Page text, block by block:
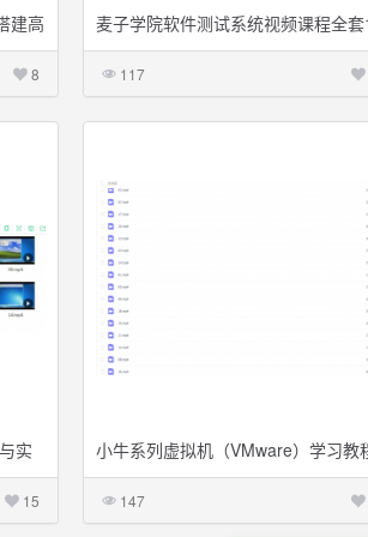
建高
8
麦子学院软件测试系统视频课程全套
课
117
实
15
小牛系列虚拟机（VMware）学习教
总课程18课
147